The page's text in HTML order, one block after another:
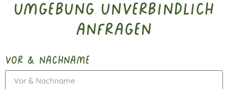
Umgebung unverbindlich
anfragen
vor & nachname